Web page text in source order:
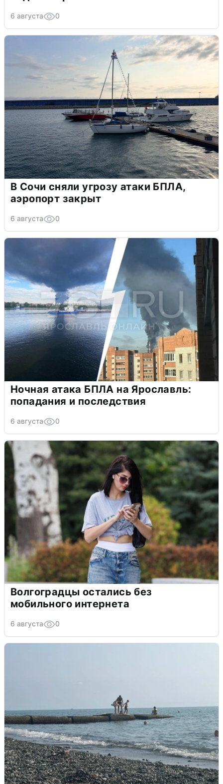
6 августа 0
В Сочи сняли угрозу атаки БПЛА,
аэропорт закрыт
6 августа 0
Ночная атака БПЛА на Ярославль:
попадания и последствия
6 августа 0
Волгоградцы остались без
мобильного интернета
6 августа 0